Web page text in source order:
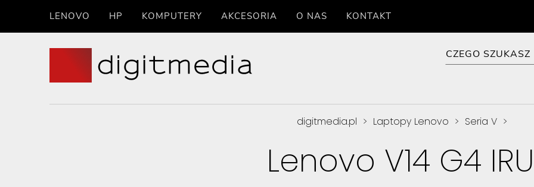
LENOVO HP KOMPUTERY AKCESORIA O NAS KONTAKT
digitmedia.pl > Laptopy Lenovo > Seria V >
Lenovo V14 G4 IRU